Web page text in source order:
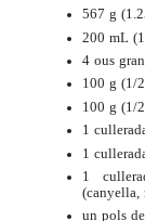
567 g
200 mL
4 ous
100 g (1/
100 g (1/
1
1
1
(canyella,
un pols